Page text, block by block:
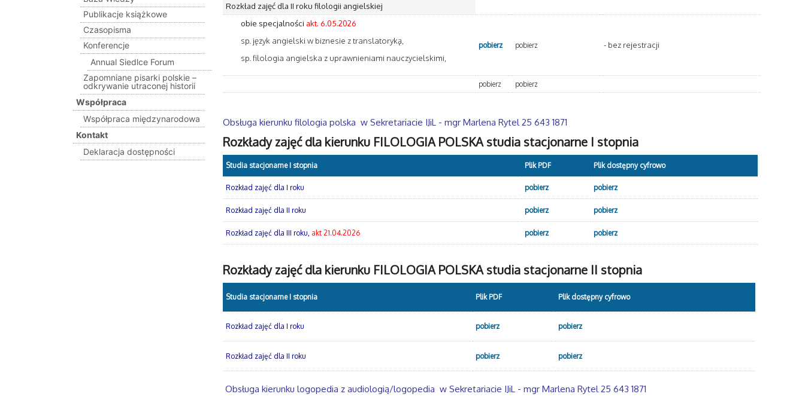
Publikacje książkowe
Czasopisma
Konferencje
Annual Siedlce Forum
Zapomniane pisarki polskie –
odkrywanie utraconej historii
Współpraca
Współpraca międzynarodowa
Kontakt
Deklaracja dostępności
Rozkład zajęć dla II roku filologii angielskiej
obie specjalności akt. 6.05.2026
sp. język angielski w biznesie z translatoryką,
sp. filologia angielska z uprawnieniami nauczycielskimi,
pobierz pobierz - bez rejestracji
pobierz pobierz
Obsługa kierunku filologia polska w Sekretariacie IJiL - mgr Marlena Rytel 25 643 1871
Rozkłady zajęć dla kierunku FILOLOGIA POLSKA studia stacjonarne I stopnia
Studia stacjonarne I stopnia Plik PDF Plik dostępny cyfrowo
Rozkład zajęć dla I roku pobierz pobierz
Rozkład zajęć dla II roku pobierz pobierz
Rozkład zajęć dla III roku, akt 21.04.2026 pobierz pobierz
Rozkłady zajęć dla kierunku FILOLOGIA POLSKA studia stacjonarne II stopnia
Studia stacjonarne I stopnia Plik PDF Plik dostępny cyfrowo
Rozkład zajęć dla I roku pobierz pobierz
Rozkład zajęć dla II roku pobierz pobierz
Obsługa kierunku logopedia z audiologią/logopedia w Sekretariacie IJiL - mgr Marlena Rytel 25 643 1871